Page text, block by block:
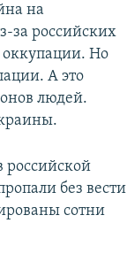
на
за российских
оккупации. Но
А это
людей.
российской
без вести
сотни